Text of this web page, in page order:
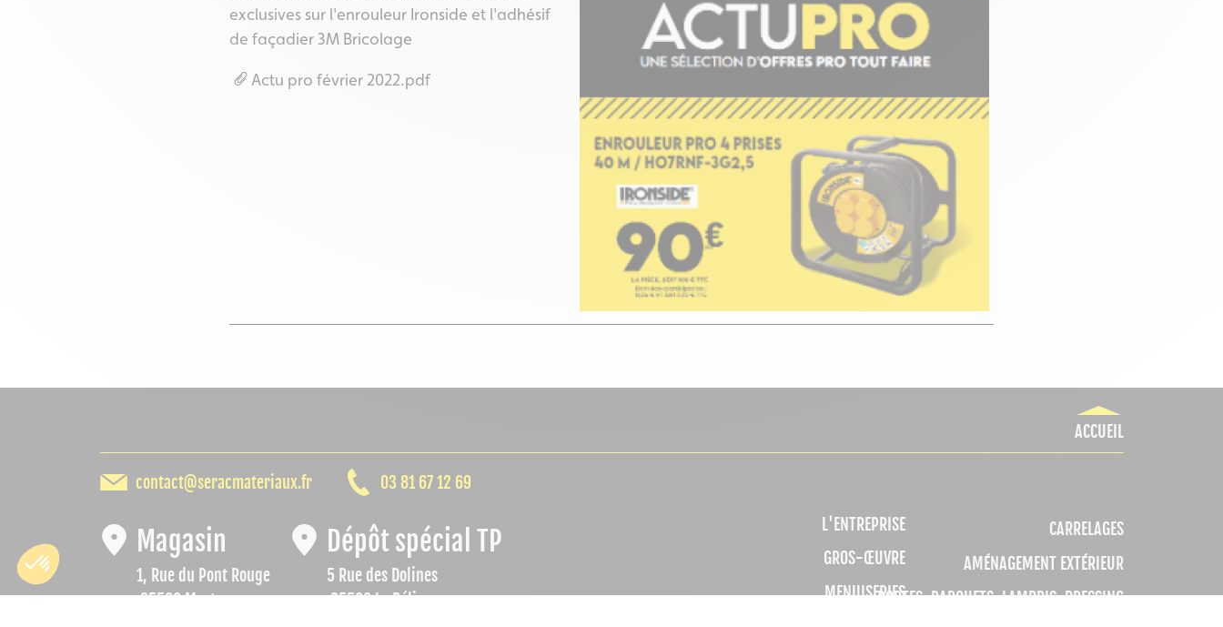
exclusives sur l'enrouleur Ironside et l'adhésif
de façadier 3M Bricolage
Actu pro février 2022.pdf
ACCUEIL
contact@seracmateriaux.fr 03 81 67 12 69
Magasin
1, Rue du Pont Rouge
25500 Morteau
Dépôt spécial TP
5 Rue des Dolines
25500 Le Bélieu
L'ENTREPRISE
GROS-ŒUVRE
MENUISERIES
CARRELAGES
AMÉNAGEMENT EXTÉRIEUR
PORTES, PARQUETS, LAMBRIS, DRESSING